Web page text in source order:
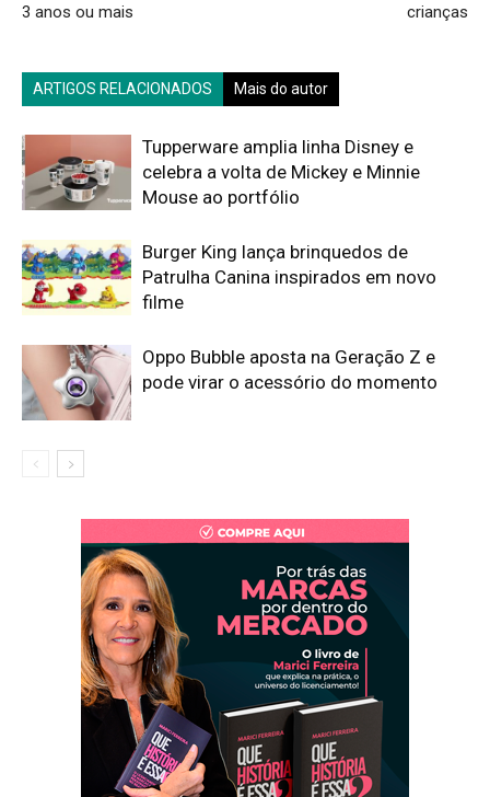
3 anos ou mais
crianças
ARTIGOS RELACIONADOS Mais do autor
Tupperware amplia linha Disney e
celebra a volta de Mickey e Minnie
Mouse ao portfólio
Burger King lança brinquedos de
Patrulha Canina inspirados em novo
filme
Oppo Bubble aposta na Geração Z e
pode virar o acessório do momento